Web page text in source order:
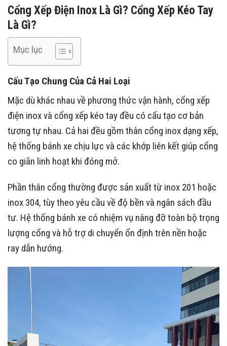
Cổng Xếp Điện Inox Là Gì? Cổng Xếp Kéo Tay
Là Gì?
Mục lục
Cấu Tạo Chung Của Cả Hai Loại
Mặc dù khác nhau về phương thức vận hành, cổng xếp
điện inox và cổng xếp kéo tay đều có cấu tạo cơ bản
tương tự nhau. Cả hai đều gồm thân cổng inox dạng xếp,
hệ thống bánh xe chịu lực và các khớp liên kết giúp cổng
co giãn linh hoạt khi đóng mở.
Phần thân cổng thường được sản xuất từ inox 201 hoặc
inox 304, tùy theo yêu cầu về độ bền và ngân sách đầu
tư. Hệ thống bánh xe có nhiệm vụ nâng đỡ toàn bộ trọng
lượng cổng và hỗ trợ di chuyển ổn định trên nền hoặc
ray dẫn hướng.